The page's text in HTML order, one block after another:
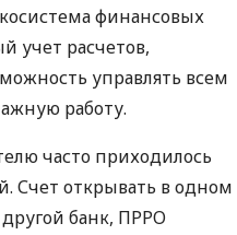
финансовых
учет расчетов,
управлять всем
работу.
часто приходилось
Счет открывать в одном
банк, ПРРО